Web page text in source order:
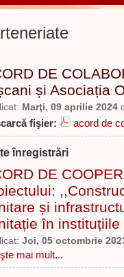
DE
și Asociația
Marţi, 09 aprilie 2024
fişier: acord de
înregistrări
DE
și
în instituțiile
Joi, 05 octombrie
mai mult...